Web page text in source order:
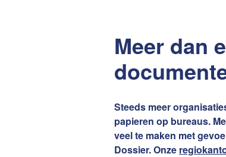
Redactie Makelaars
Meer dan
Steeds meer
papieren op bureaus.
veel te maken met
Dossier. Onze